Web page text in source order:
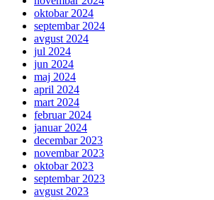
oktobar 2024
septembar 2024
avgust 2024
jul 2024
jun 2024
maj 2024
april 2024
mart 2024
februar 2024
januar 2024
decembar 2023
novembar 2023
oktobar 2023
septembar 2023
avgust 2023